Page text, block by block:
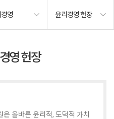
영 윤리경영 헌장
영 헌장
올바른 윤리적, 도덕적 가치